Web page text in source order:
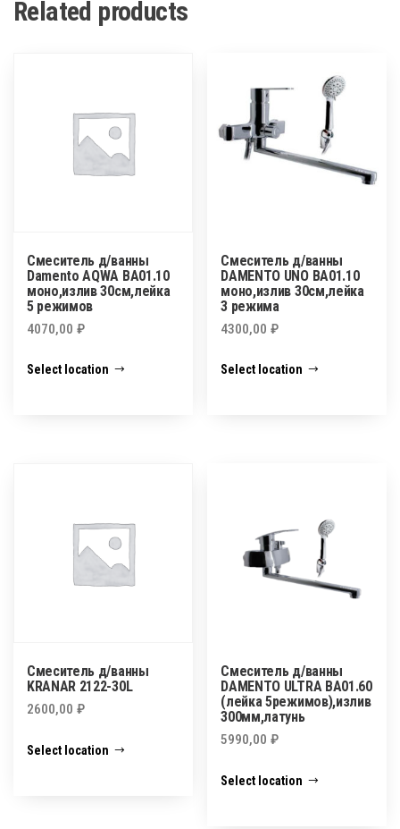
Related products
Смеситель д/ванны
Damento AQWA BA01.10
моно,излив 30см,лейка
5 режимов
4070,00 ₽
Select location
Смеситель д/ванны
DAMENTO UNO ВА01.10
моно,излив 30см,лейка
3 режима
4300,00₽
Select location
Смеситель д/ванны
KRANAR 2122-30L
2600,00 ₽
Select location
Смеситель д/ванны
DAMENTO ULTRA ВА01.60
(лейка 5режимов),излив
300мм,латунь
5990,00₽
Select location